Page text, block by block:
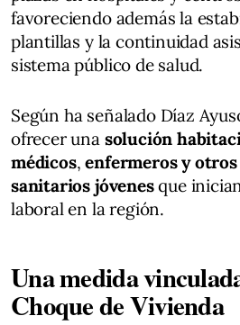
favoreciendo además la
plantillas y la continuidad
sistema público de salud.
Según ha señalado Díaz
ofrecer una solución
médicos,enfermeros y
sanitarios jóvenesque
laboral en la región.
Una medida
Choque de Vivienda